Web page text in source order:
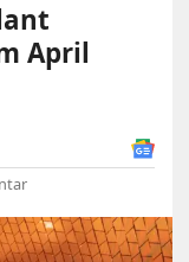
April